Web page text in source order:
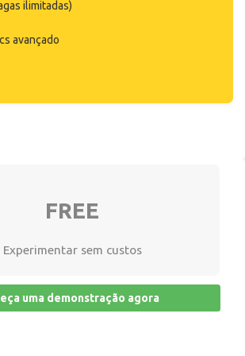
ilimitadas)
avançado
FREE
Experimentar sem custos
uma demonstração agora